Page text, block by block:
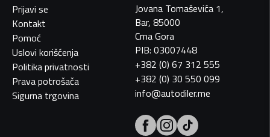
Prijavi se
Kontakt
Pomoć
Uslovi korišćenja
Politika privatnosti
Prava potrošača
Sigurna trgovina
Jovana Tomaševića 1,
Bar, 85000
Crna Gora
PIB: 03007448
+382 (0) 67 312 555
+382 (0) 30 550 099
info@autodiler.me